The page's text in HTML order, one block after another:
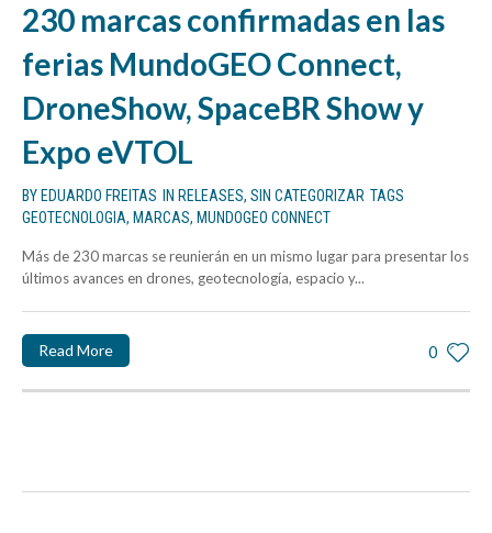
230 marcas confirmadas en las
ferias MundoGEO Connect,
DroneShow, SpaceBR Show y
Expo eVTOL
BY EDUARDO FREITAS IN RELEASES, SIN CATEGORIZAR TAGS
GEOTECNOLOGIA, MARCAS, MUNDOGEO CONNECT
Más de 230 marcas se reunierán en un mismo lugar para presentar los
últimos avances en drones, geotecnología, espacio y...
0
Read More